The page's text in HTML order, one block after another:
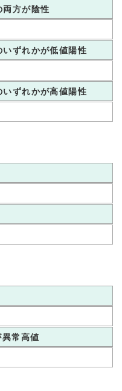
両方が陰性
ずれかが低値陽性
ずれかが高値陽性
常高値